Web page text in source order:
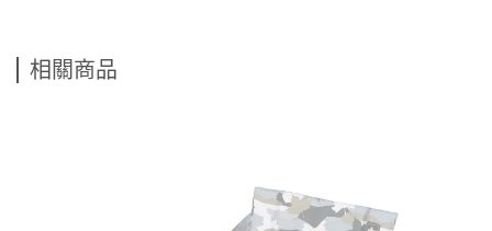
相關商品